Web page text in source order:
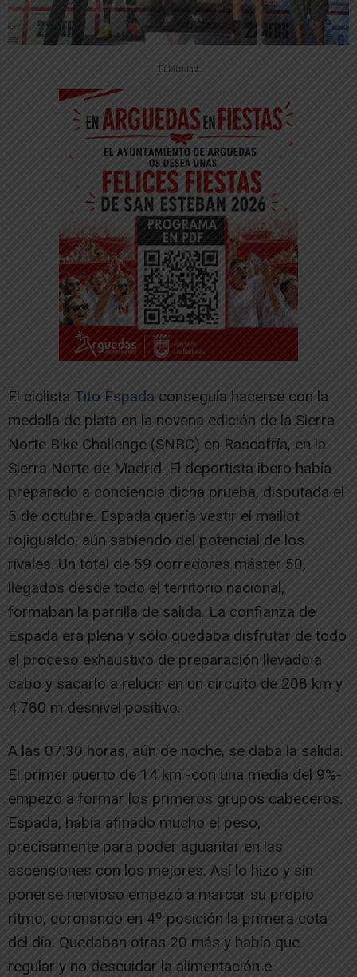
-- Publicidad --
El ciclista Tito Espada conseguía hacerse con la
medalla de plata en la novena edición de la Sierra
Norte Bike Challenge (SNBC) en Rascafría, en la
Sierra Norte de Madrid. El deportista ibero había
preparado a conciencia dicha prueba, disputada el
5 de octubre. Espada quería vestir el maillot
rojigualdo, aún sabiendo del potencial de los
rivales. Un total de 59 corredores máster 50,
llegados desde todo el territorio nacional,
formaban la parrilla de salida. La confianza de
Espada era plena y sólo quedaba disfrutar de todo
el proceso exhaustivo de preparación llevado a
cabo y sacarlo a relucir en un circuito de 208 km y
4.780 m desnivel positivo.
A las 07:30 horas, aún de noche, se daba la salida.
El primer puerto de 14 km -con una media del 9%-
empezó a formar los primeros grupos cabeceros.
Espada, había afinado mucho el peso,
precisamente para poder aguantar en las
ascensiones con los mejores. Así lo hizo y sin
ponerse nervioso empezó a marcar su propio
ritmo, coronando en 4º posición la primera cota
del día. Quedaban otras 20 más y había que
regular y no descuidar la alimentación e